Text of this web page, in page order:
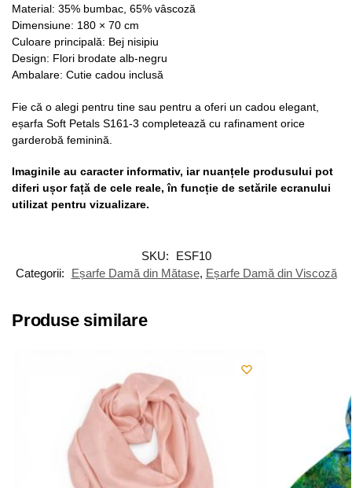
Material: 35% bumbac, 65% vâscoză
Dimensiune: 180 × 70 cm
Culoare principală: Bej nisipiu
Design: Flori brodate alb-negru
Ambalare: Cutie cadou inclusă
Fie că o alegi pentru tine sau pentru a oferi un cadou elegant,
eșarfa Soft Petals S161-3 completează cu rafinament orice
garderobă feminină.
Imaginile au caracter informativ, iar nuanțele produsului pot
diferi ușor față de cele reale, în funcție de setările ecranului
utilizat pentru vizualizare.
SKU:
ESF10
Categorii:
Eșarfe Damă din Mătase, Eșarfe Damă din Viscoză
Produse similare